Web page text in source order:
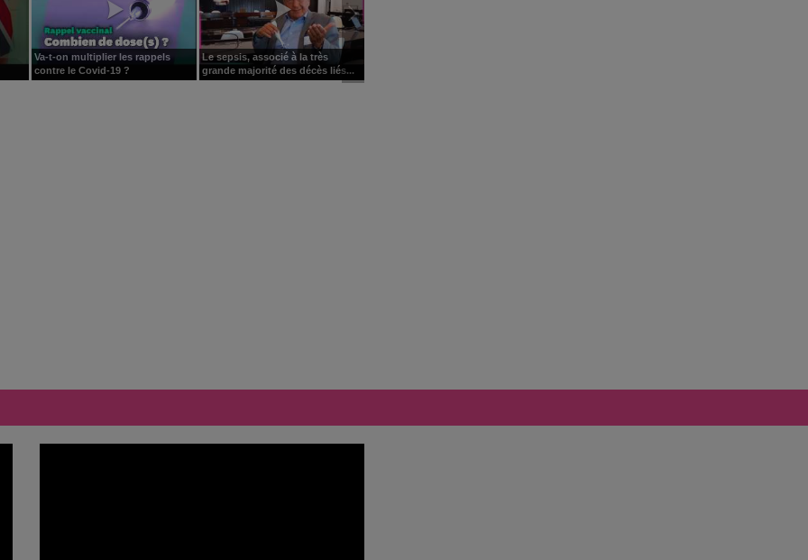
Va-t-on multiplier les rappels
contre le Covid-19 ?
Le sepsis, associé à la très
grande majorité des décès liés...